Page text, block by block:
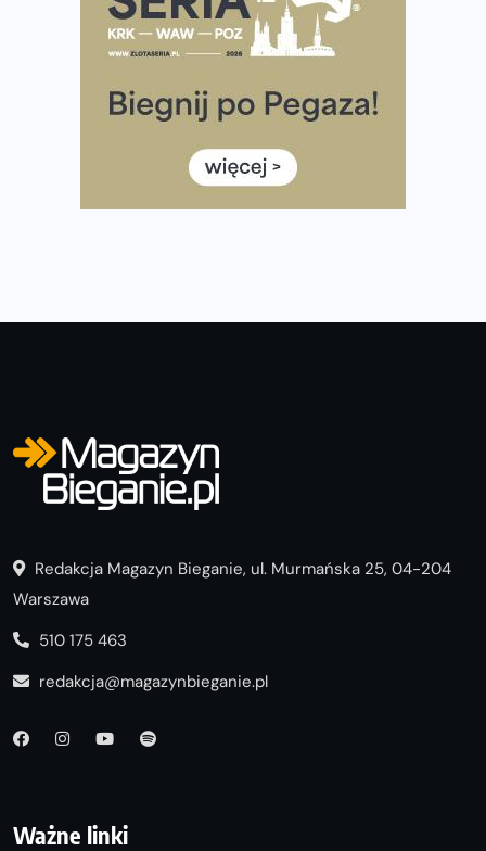
Tętno vs tempo – czym kierować się w bieganiu?
Co ma dużo białka? Produkty, które warto włączyć do
Rozbiegany Olsztyn szykuje się na weekend z
Już w tę sobotę 35. Bieg Powstania Warszawskiego.
Wystartuje rekordowa liczba uczestników
Redakcja Magazyn Bieganie, ul. Murmańska 25, 04-204
Warszawa
510 175 463
redakcja@magazynbieganie.pl
Ważne linki